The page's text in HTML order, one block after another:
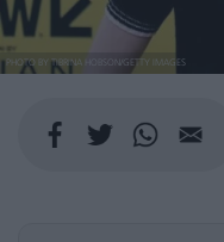
PHOTO BY TIBRINA HOBSON/GETTY IMAGES